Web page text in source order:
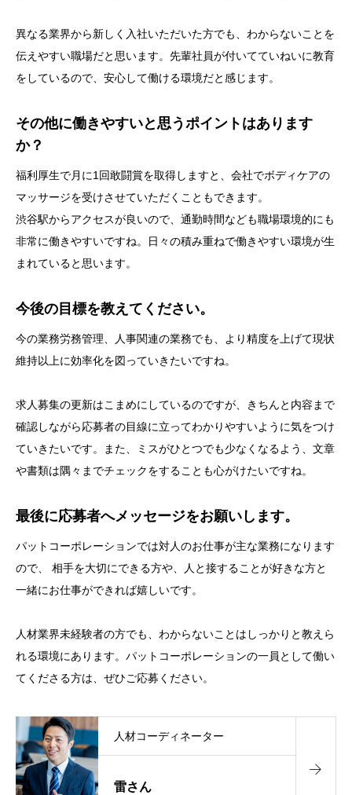
異なる業界から新しく入社いただいた方でも、わからないことを
伝えやすい職場だと思います。先輩社員が付いてていねいに教育
をしているので、安心して働ける環境だと感じます。
その他に働きやすいと思うポイントはあります
か？
福利厚生で月に1回敢闘賞を取得しますと、会社でボディケアの
マッサージを受けさせていただくこともできます。
渋谷駅からアクセスが良いので、通勤時間なども職場環境的にも
非常に働きやすいですね。日々の積み重ねで働きやすい環境が生
まれていると思います。
今後の目標を教えてください。
今の業務労務管理、人事関連の業務でも、より精度を上げて現状
維持以上に効率化を図っていきたいですね。
求人募集の更新はこまめにしているのですが、きちんと内容まで
確認しながら応募者の目線に立ってわかりやすいように気をつけ
ていきたいです。また、ミスがひとつでも少なくなるよう、文章
や書類は隅々までチェックをすることも心がけたいですね。
最後に応募者へメッセージをお願いします。
パットコーポレーションでは対人のお仕事が主な業務になります
ので、 相手を大切にできる方や、人と接することが好きな方と
一緒にお仕事ができれば嬉しいです。
人材業界未経験者の方でも、わからないことはしっかりと教えら
れる環境にあります。パットコーポレーションの一員として働い
てくださる方は、ぜひご応募ください。
雷さん
人材コーディネーター